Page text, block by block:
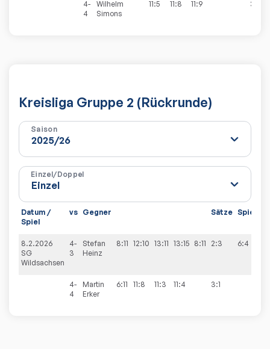
4-
4
Wilhelm
Simons
11:5 11:8 11:9 3:0
Kreisliga Gruppe 2 (Rückrunde)
Saison
Einzel/Doppel
Datum /
Spiel
vs Gegner Sätze Spiele
8.2.2026
SG
Wildsachsen
4-
3
Stefan
Heinz
8:11 12:10 13:11 13:15 8:11 2:3 6:4
4-
4
Martin
Erker
6:11 11:8 11:3 11:4 3:1